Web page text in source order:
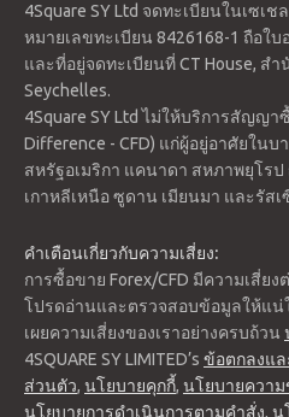
แนวรับ 1: 12278.5
แนวรับ 2: 12256.8
แนวต้าน 1: 12336.2
แนวต้าน 2: 12372.2
แนวต้าน 3: 12393.9
จุดกลับตัว: 12314.5
ราคาอยู่เหนือเส้นค่าเฉลี่ยเคลื่อนที่
และแนวรับ 2 ช่วงการซื้อขายที่คาด
4Square SY Ltd จดทะเบียนในเซเ
หมายเลขทะเบียน 8426168-1 ถือใบ
และที่อยู่จดทะเบียนที่ CT House, สำ
Seychelles.
4Square SY Ltd ไม่ให้บริการสัญญ
Difference - CFD) แก่ผู้อยู่อาศัยในบ
สหรัฐอเมริกา แคนาดา สหภาพยุโร
เกาหลีเหนือ ซูดาน เมียนมา และรัสเ
คำเตือนเกี่ยวกับความเสี่ยง:
การซื้อขาย Forex/CFD มีความเสี่ย
โปรดอ่านและตรวจสอบข้อมูลให้แน่
เผยความเสี่ยงของเราอย่างครบถ้วน
4SQUARE SY LIMITED’s ข้อตกลงแล
ส่วนตัว, นโยบายคุกกี้, นโยบายควา
นโยบายการดำเนินการตามคำสั่ง, น